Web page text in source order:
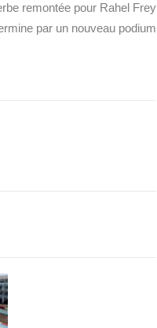
remontée pour Rahel Frey
par un nouveau podium